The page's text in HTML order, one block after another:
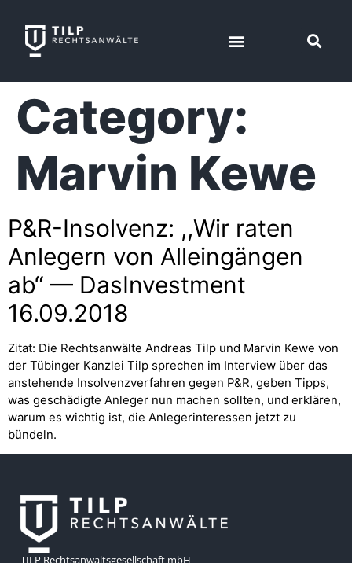
Category:
Marvin Kewe
P&R-Insolvenz: ,,Wir raten
Anlegern von Alleingängen
ab“ — DasInvestment
16.09.2018
Zitat: Die Rechtsanwälte Andreas Tilp und Marvin Kewe von
der Tübinger Kanzlei Tilp sprechen im Interview über das
anstehende Insolvenzverfahren gegen P&R, geben Tipps,
was geschädigte Anleger nun machen sollten, und erklären,
warum es wichtig ist, die Anlegerinteressen jetzt zu
bündeln.